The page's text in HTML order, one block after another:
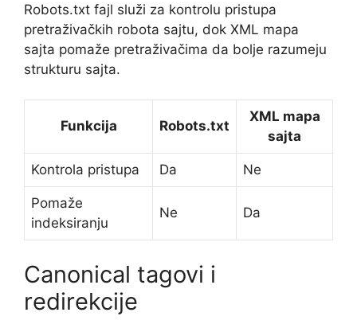
Robots.txt fajl služi za kontrolu pristupa
pretraživačkih robota sajtu, dok XML mapa
sajta pomaže pretraživačima da bolje razumeju
strukturu sajta.
Funkcija Robots.txt
XML mapa
sajta
Kontrola pristupa Da Ne
Pomaže
indeksiranju
Ne Da
Canonical tagovi i
redirekcije